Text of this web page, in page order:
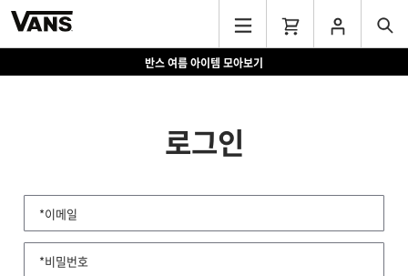
반스 여름 아이템 모아보기
로그인
*이메일
*비밀번호